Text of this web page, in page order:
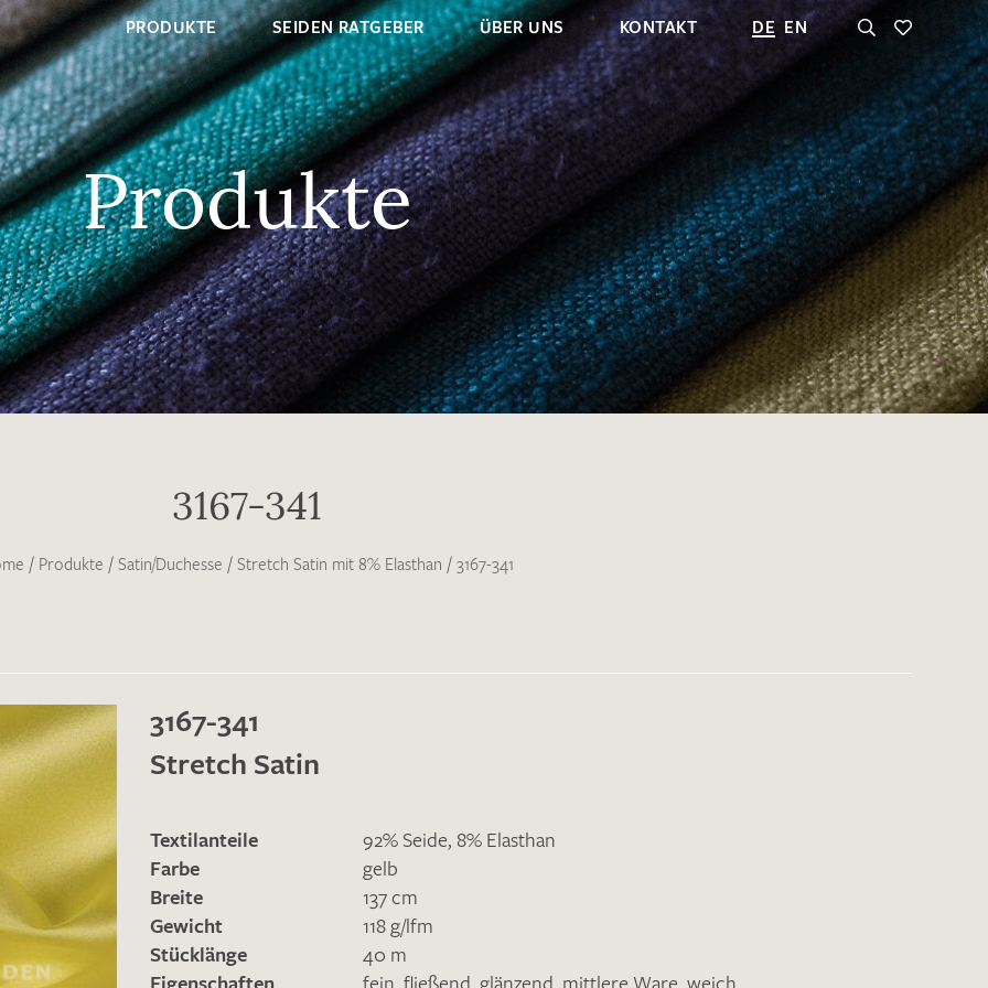
PRODUKTE SEIDEN RATGEBER ÜBER UNS KONTAKT DE EN
Produkte
3167-341
/ Produkte / Satin/Duchesse / Stretch Satin mit 8% Elasthan / 3167-341
3167-341
Stretch Satin
Textilanteile
92% Seide, 8% Elasthan
Farbe
gelb
Breite
137 cm
Gewicht
118 g/lfm
Stücklänge
40 m
Eigenschaften
fein fließend glänzend mittlere Ware weich